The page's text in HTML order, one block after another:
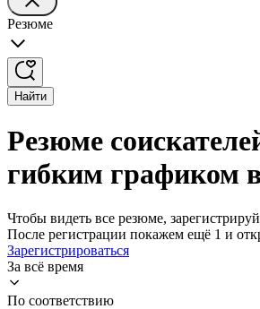
Резюме
Найти
Резюме
гибким графиком
Чтобы видеть все резюме,
После регистрации покажем ещё 1 и
Зарегистрироваться
За всё время
По соответствию